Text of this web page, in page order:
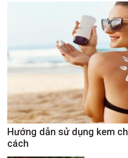
Hướng dẫn sử dụng kem
cách